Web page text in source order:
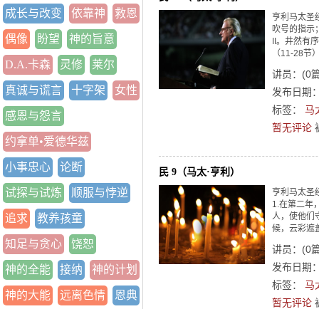
成长与改变 依靠神 救恩
偶像 盼望 神的旨意
D.A.卡森 灵修 莱尔
真诚与谎言 十字架 女性
感恩与怨言
约拿单•爱德华兹
小事忠心 论断
试探与试炼 顺服与悖逆
追求 教养孩童
知足与贪心 饶恕
神的全能 接纳 神的计划
神的大能 远离色情 恩典
亨利马太圣
吹号的指示
II。井然有
（11-28节
讲员： (0
发布日期
标签： 马
暂无评论
民 9（马太·亨利）
亨利马太圣
1.在第二年
人，使他们
候，云彩遮
讲员： (0
发布日期
标签： 马
暂无评论